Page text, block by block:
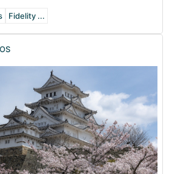
Fidelity ...